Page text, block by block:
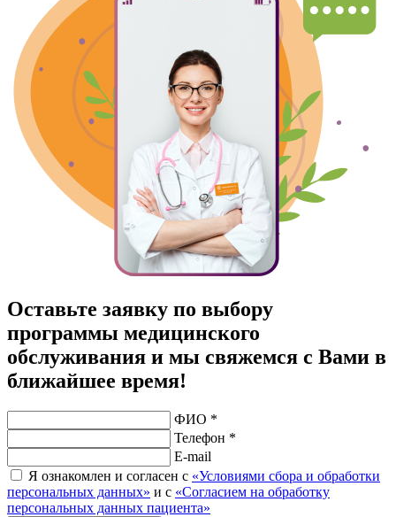
Оставьте заявку по выбору
программы медицинского
обслуживания и мы свяжемся с Вами в
ближайшее время!
ФИО *
Телефон *
E-mail
Я ознакомлен и согласен с «Условиями сбора и обработки
персональных данных» и с «Согласием на обработку
персональных данных пациента»